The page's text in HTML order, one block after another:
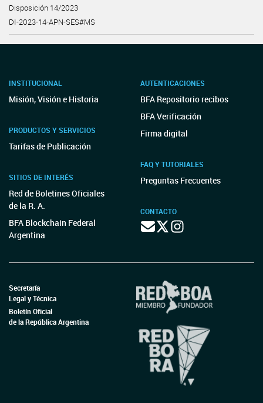
Disposición 14/2023
DI-2023-14-APN-SES#MS
INSTITUCIONAL
Misión, Visión e Historia
PRODUCTOS Y SERVICIOS
Tarifas de Publicación
SITIOS DE INTERÉS
Red de Boletines Oficiales
de la R. A.
BFA Blockchain Federal
Argentina
AUTENTICACIONES
BFA Repositorio recibos
BFA Verificación
Firma digital
FAQ Y TUTORIALES
Preguntas Frecuentes
CONTACTO
Secretaría
Legal y Técnica
Boletín Oficial
de la República Argentina